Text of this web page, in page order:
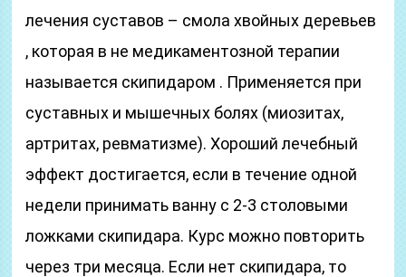
лечения суставов – смола хвойных деревьев
, которая в не медикаментозной терапии
называется скипидаром . Применяется при
суставных и мышечных болях (миозитах,
артритах, ревматизме). Хороший лечебный
эффект достигается, если в течение одной
недели принимать ванну с 2-3 столовыми
ложками скипидара. Курс можно повторить
через три месяца. Если нет скипидара, то